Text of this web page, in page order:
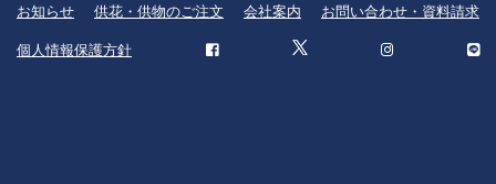
お知らせ 供花・供物のご注文 会社案内 お問い合わせ・資料請求
個人情報保護方針